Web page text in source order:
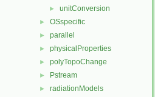
► unitConversion
► OSspecific
► parallel
► physicalProperties
► polyTopoChange
► Pstream
► radiationModels